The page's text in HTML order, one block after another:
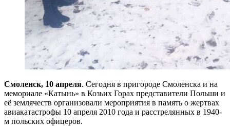
Смоленск, 10 апреля. Сегодня в пригороде Смоленска и на
мемориале «Катынь» в Козьих Горах представители Польши и
её землячеств организовали мероприятия в память о жертвах
авиакатастрофы 10 апреля 2010 года и расстрелянных в 1940-
м польских офицеров.